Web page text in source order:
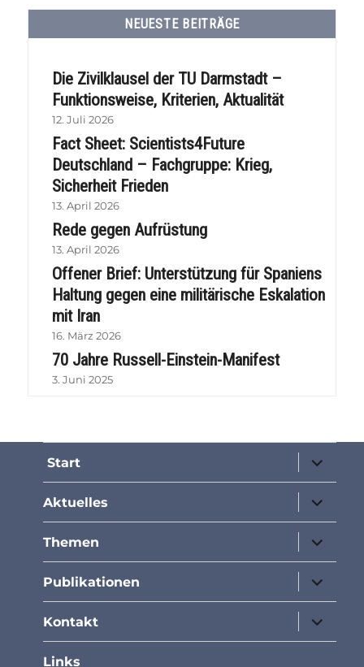
NEUESTE BEITRÄGE
Die Zivilklausel der TU Darmstadt –
Funktionsweise, Kriterien, Aktualität
12. Juli 2026
Fact Sheet: Scientists4Future
Deutschland – Fachgruppe: Krieg,
Sicherheit Frieden
13. April 2026
Rede gegen Aufrüstung
13. April 2026
Offener Brief: Unterstützung für Spaniens
Haltung gegen eine militärische Eskalation
mit Iran
16. März 2026
70 Jahre Russell-Einstein-Manifest
3. Juni 2025
Start
öffnen
Aktuelles
öffnen
Themen
öffnen
Publikationen
öffnen
Kontakt
öffnen
Links